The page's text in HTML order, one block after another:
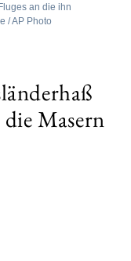
an die ihn
/ AP Photo
Masern